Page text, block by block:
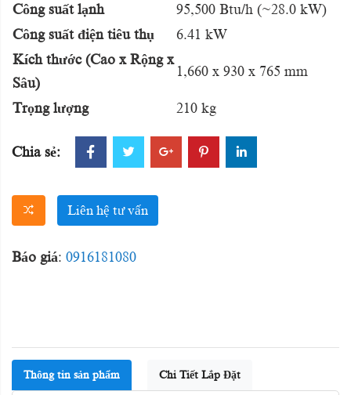
Công suất lạnh
95,500 Btu/h (~28.0 kW)
Công suất điện tiêu thụ
6.41 kW
Kích thước (Cao x Rộng x
Sâu)
1,660 x 930 x 765 mm
Trọng lượng 210 kg
Chia sẻ:
Liên hệ tư vấn
Báo giá: 0916181080
Thông tin sản phẩm Chi Tiết Lắp Đặt